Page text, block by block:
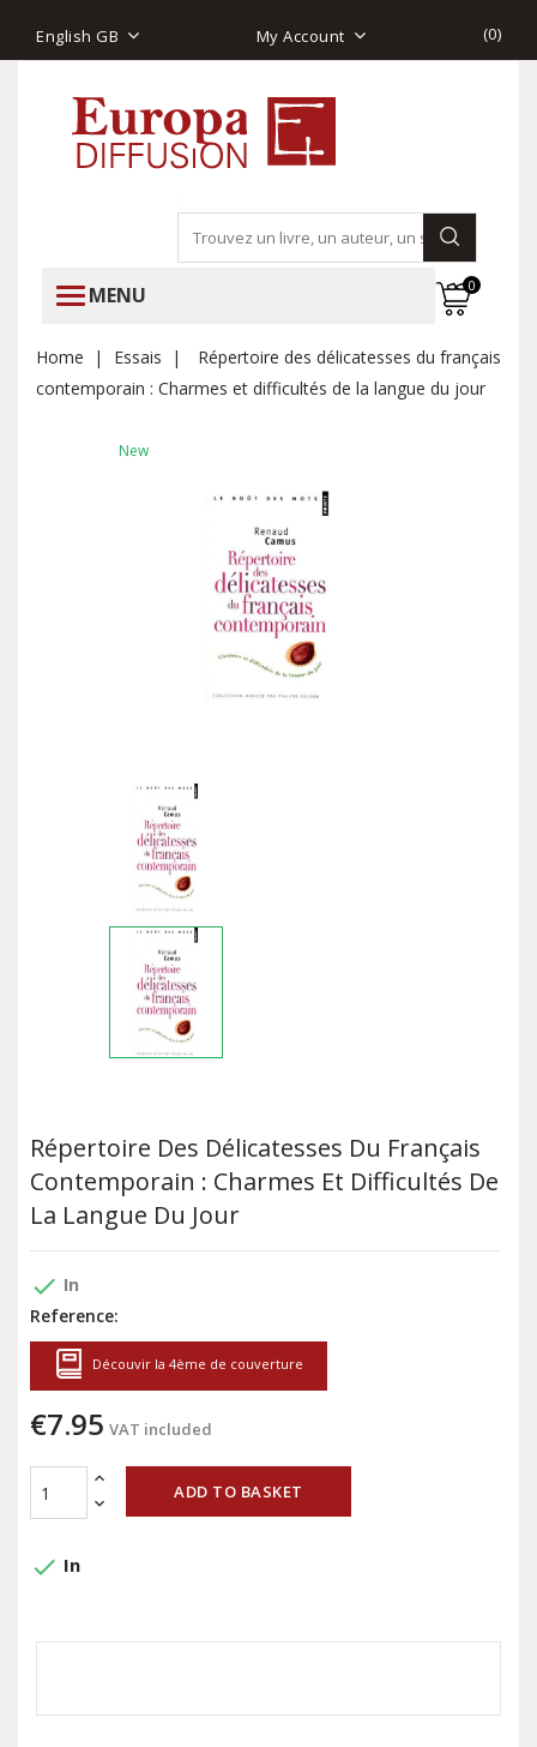
English GB My Account (0)
MENU 0
Home Essais
Répertoire des délicatesses du français
contemporain : Charmes et difficultés de la langue du jour
New
Répertoire Des Délicatesses Du Français
Contemporain : Charmes Et Difficultés De
La Langue Du Jour
done In
Reference:
Découvir la 4ème de couverture
€7.95 VAT included
ADD TO BASKET
done In